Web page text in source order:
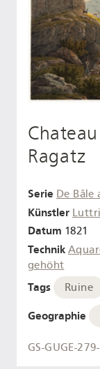
Ragatz
Serie De Bâle
Künstler
Datum 1821
Technik
gehöht
Tags Ruine
Geographie
GS-GUGE-